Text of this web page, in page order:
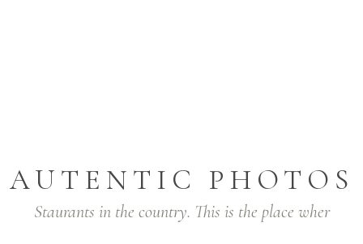
AUTENTIC PHOTOS
Staurants in the country. This is the place wher